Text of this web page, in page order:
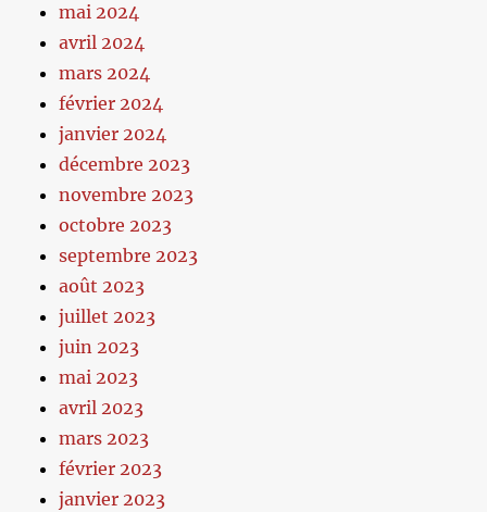
mai 2024
avril 2024
mars 2024
février 2024
janvier 2024
décembre 2023
novembre 2023
octobre 2023
septembre 2023
août 2023
juillet 2023
juin 2023
mai 2023
avril 2023
mars 2023
février 2023
janvier 2023